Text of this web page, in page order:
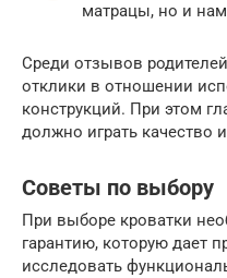
матрацы, но и
Среди отзывов
отклики в отношении
конструкций. При этом
должно играть качество
Советы по выбору
При выборе кроватки
гарантию, которую дает
исследовать